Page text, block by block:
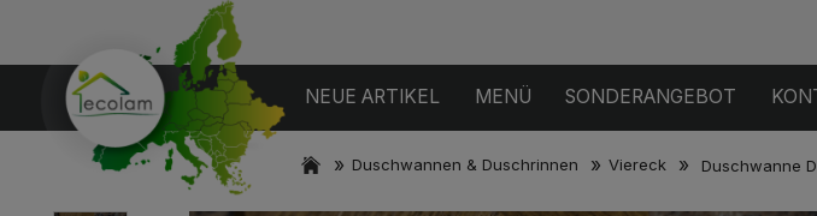
NEUE ARTIKEL MENÜ SONDERANGEBOT
» Duschwannen & Duschrinnen » Viereck » Duschwanne